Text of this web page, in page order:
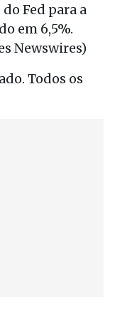
Fed para a
em 6,5%.
Newswires)
Todos os